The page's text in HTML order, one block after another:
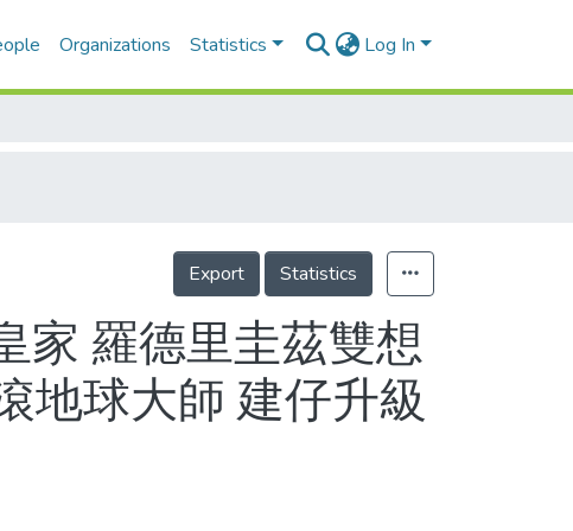
Organizations Statistics Log In
Export Statistics
家 羅德里圭茲雙想
地球大師 建仔升級